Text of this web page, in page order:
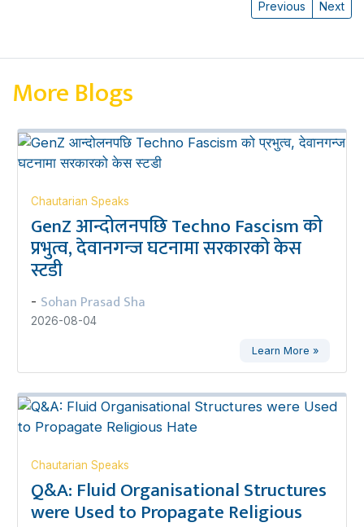
Previous Next
More Blogs
Chautarian Speaks
GenZ आन्दोलनपछि Techno Fascism को
प्रभुत्व, देवानगन्ज घटनामा सरकारको केस
स्टडी
- Sohan Prasad Sha
2026-08-04
Learn More »
Chautarian Speaks
Q&A: Fluid Organisational Structures
were Used to Propagate Religious